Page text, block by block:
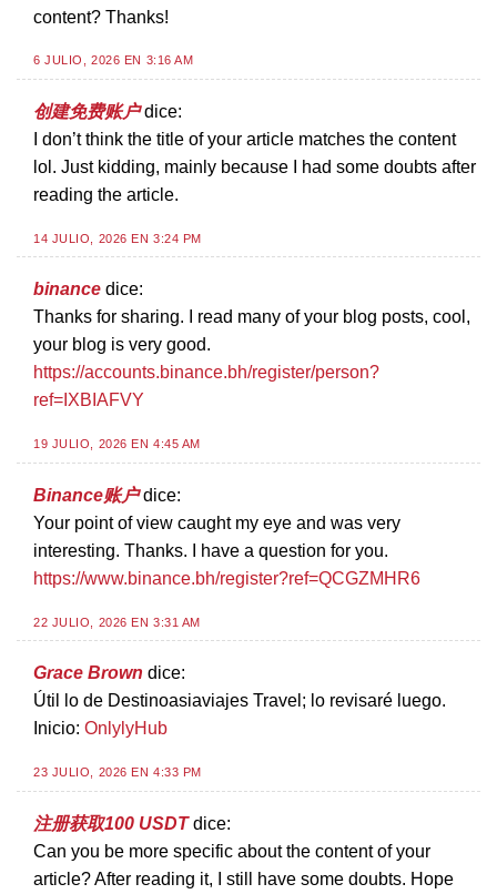
content? Thanks!
6 JULIO, 2026 EN 3:16 AM
创建免费账户 dice:
I don’t think the title of your article matches the content
lol. Just kidding, mainly because I had some doubts after
reading the article.
14 JULIO, 2026 EN 3:24 PM
binance dice:
Thanks for sharing. I read many of your blog posts, cool,
your blog is very good.
https://accounts.binance.bh/register/person?
ref=IXBIAFVY
19 JULIO, 2026 EN 4:45 AM
Binance账户 dice:
Your point of view caught my eye and was very
interesting. Thanks. I have a question for you.
https://www.binance.bh/register?ref=QCGZMHR6
22 JULIO, 2026 EN 3:31 AM
Grace Brown dice:
Útil lo de Destinoasiaviajes Travel; lo revisaré luego.
Inicio: OnlylyHub
23 JULIO, 2026 EN 4:33 PM
注册获取100 USDT dice:
Can you be more specific about the content of your
article? After reading it, I still have some doubts. Hope